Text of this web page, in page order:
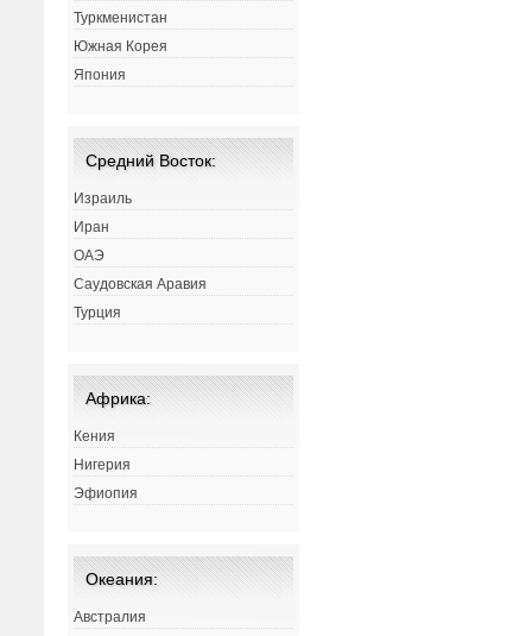
Туркменистан
Южная Корея
Япония
Средний Восток:
Израиль
Иран
ОАЭ
Саудовская Аравия
Турция
Африка:
Кения
Нигерия
Эфиопия
Океания:
Австралия